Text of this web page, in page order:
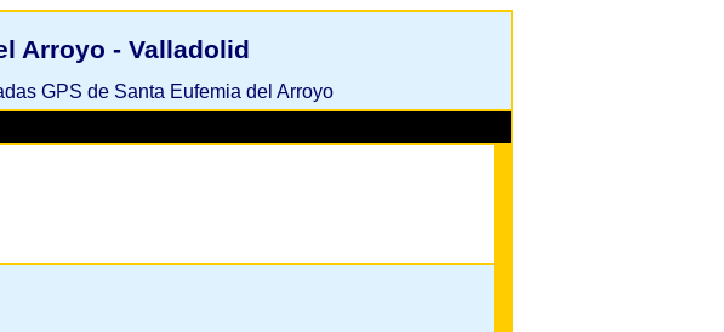
Arroyo - Valladolid
GPS de Santa Eufemia del Arroyo